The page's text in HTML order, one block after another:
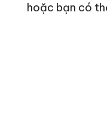
hoặc bạn có